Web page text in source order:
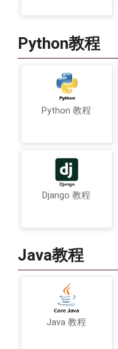
Python教程
Python 教程
Django 教程
Java教程
Java 教程